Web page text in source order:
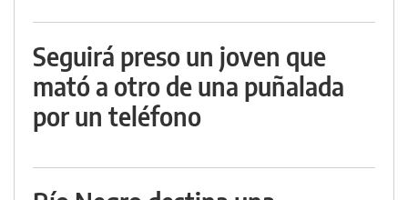
Seguirá preso un joven que
mató a otro de una puñalada
por un teléfono